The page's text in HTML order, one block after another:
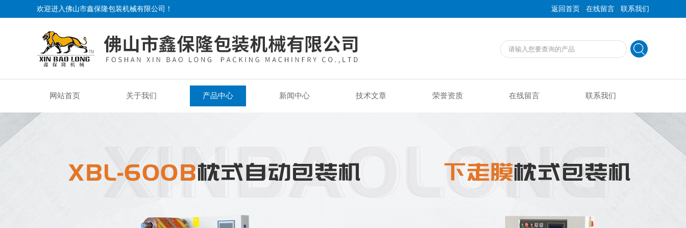
欢迎进入佛山市鑫保隆包装机械有限公司！ 返回首页 | 在线留言 | 联系我们
网站首页 关于我们 产品中心 新闻中心 技术文章 荣誉资质 在线留言 联系我们